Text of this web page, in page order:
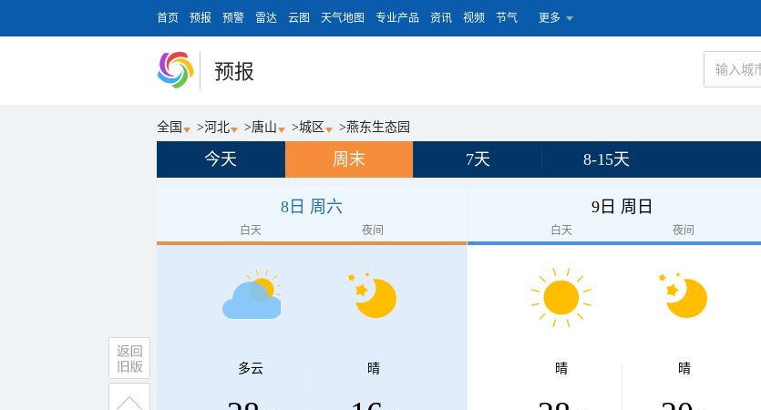
首页 预报 预警 雷达 云图 天气地图 专业产品 资讯 视频 节气 更多
预报
全国 >河北 >唐山 >城区 >燕东生态园
今天 周末 7天 8-15天
8日 周六
白天 夜间
多云 晴
9日 周日
白天 夜间
晴 晴